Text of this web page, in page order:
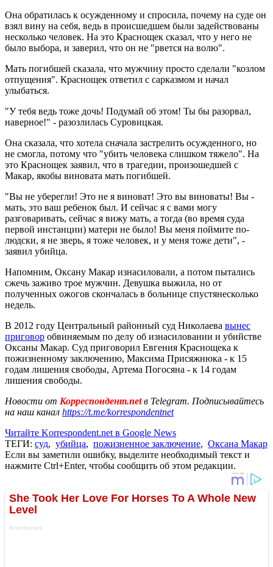
Она обратилась к осужденному и спросила, почему на суде он
взял вину на себя, ведь в происшедшем были задействованы
несколько человек. На это Краснощек сказал, что у него не
было выбора, и заверил, что он не "рвется на волю".
Мать погибшей сказала, что мужчину просто сделали "козлом
отпущения". Краснощек ответил с сарказмом и начал
улыбаться.
"У тебя ведь тоже дочь! Подумай об этом! Ты бы разорвал,
наверное!" - разозлилась Суровицкая.
Она сказала, что хотела сначала застрелить осужденного, но
не смогла, потому что "убить человека слишком тяжело". На
это Краснощек заявил, что в трагедии, произошедшей с
Макар, якобы виновата мать погибшей.
"Вы не уберегли! Это не я виноват! Это вы виноваты! Вы -
мать, это ваш ребенок был. И сейчас я с вами могу
разговаривать, сейчас я вижу мать, а тогда (во время суда
первой инстанции) матери не было! Вы меня поймите по-
людски, я не зверь, я тоже человек, и у меня тоже дети", -
заявил убийца.
Напомним, Оксану Макар изнасиловали, а потом пытались
сжечь заживо трое мужчин. Девушка выжила, но от
полученных ожогов скончалась в больнице спустянесколько
недель.
В 2012 году Центральный районный суд Николаева вынес
приговор обвиняемым по делу об изнасиловании и убийстве
Оксаны Макар. Суд приговорил Евгения Краснощека к
пожизненному заключению, Максима Присяжнюка - к 15
годам лишения свободы, Артема Погосяна - к 14 годам
лишения свободы.
Новости от Корреспондент.netв Telegram. Подписывайтесь
на наш канал https://t.me/korrespondentnet
Читайте Korrespondent.net в Google News
ТЕГИ: суд, убийца, пожизненное заключение, Оксана Макар
Если вы заметили ошибку, выделите необходимый текст и
нажмите Ctrl+Enter, чтобы сообщить об этом редакции.